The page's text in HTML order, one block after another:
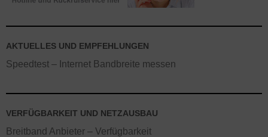
AKTUELLES UND EMPFEHLUNGEN
Speedtest – Internet Bandbreite messen
VERFÜGBARKEIT UND NETZAUSBAU
Breitband Anbieter – Verfügbarkeit